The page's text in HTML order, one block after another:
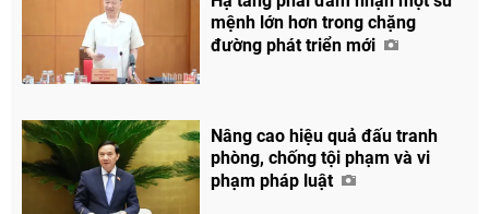
Chia sẻ
Facebook
mệnh lớn hơn trong chặng
đường phát triển mới
Nâng cao hiệu quả đấu tranh
phòng, chống tội phạm và vi
phạm pháp luật